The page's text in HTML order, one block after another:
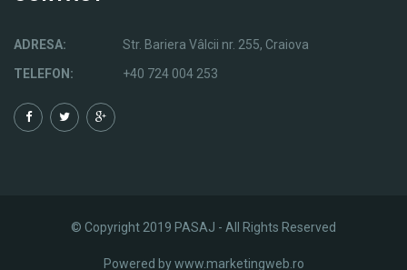
ADRESA:
Str. Bariera Vâlcii nr. 255, Craiova
TELEFON:
+40 724 004 253
© Copyright 2019 PASAJ - All Rights Reserved
Powered bywww.marketingweb.ro